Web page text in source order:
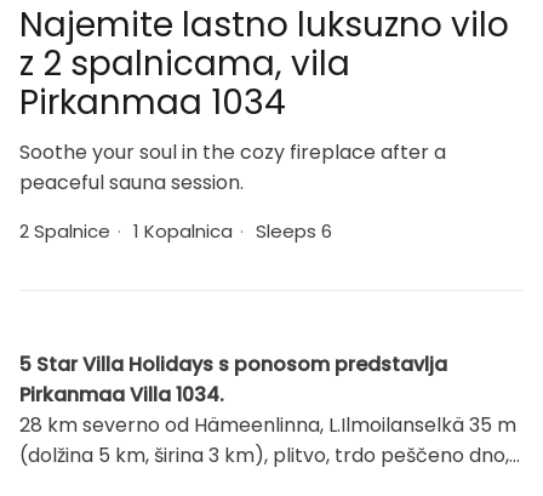
Najemite lastno luksuzno vilo
z 2 spalnicama, vila
Pirkanmaa 1034
Soothe your soul in the cozy fireplace after a
peaceful sauna session.
2 Spalnice · 1 Kopalnica · Sleeps 6
5 Star Villa Holidays s ponosom predstavlja
Pirkanmaa Villa 1034.
28 km severno od Hämeenlinna, L.Ilmoilanselkä 35 m
(dolžina 5 km, širina 3 km), plitvo, trdo peščeno dno,